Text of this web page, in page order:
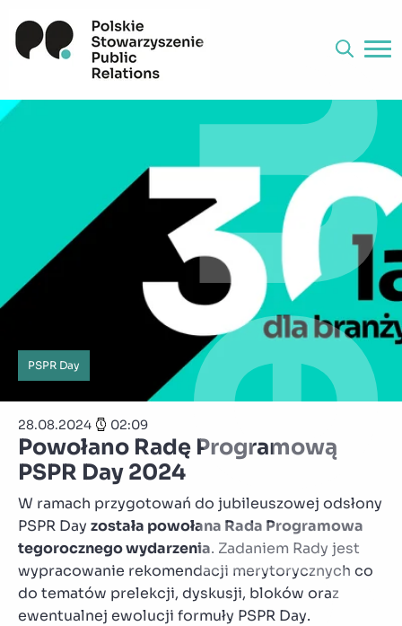
PSPR Day
28.08.2024 02:09
Powołano Radę Programową
PSPR Day 2024
W ramach przygotowań do jubileuszowej odsłony
PSPR Day została powołana Rada Programowa
tegorocznego wydarzenia. Zadaniem Rady jest
wypracowanie rekomendacji merytorycznych co
do tematów prelekcji, dyskusji, bloków oraz
ewentualnej ewolucji formuły PSPR Day.